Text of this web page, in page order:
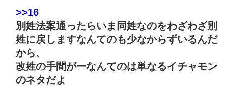
>>16
別姓法案通ったらいま同姓なのをわざわざ別
姓に戻しますなんてのも少なからずいるんだ
から、
改姓の手間がーなんてのは単なるイチャモン
のネタだよ